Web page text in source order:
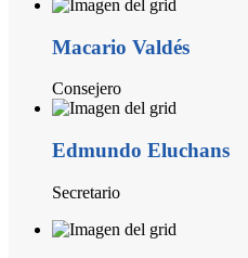
Macario Valdés
Consejero
Edmundo Eluchans
Secretario